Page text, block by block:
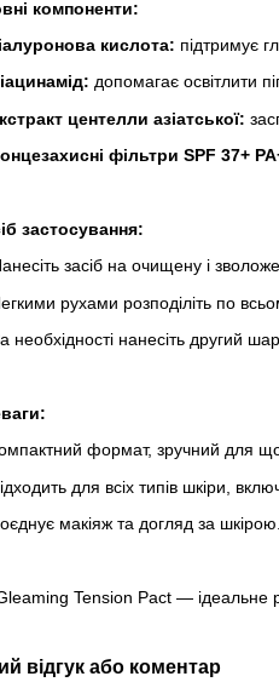
компоненти:
кислота: підтримує
допомагає освітлити
центелли азіатської:
фільтри SPF 37+
застосування:
засіб на очищену і
рухами розподіліть по
необхідності нанесіть другий
формат, зручний для
для всіх типів шкіри,
макіяж та догляд за шкірою.
Tension Pact — ідеальне
відгук або коментар